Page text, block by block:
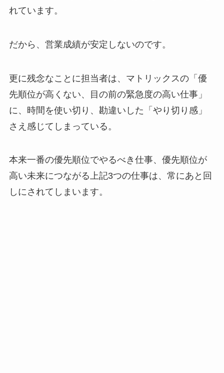
れています。
だから、営業成績が安定しないのです。
更に残念なことに担当者は、マトリックスの「優
先順位が高くない、目の前の緊急度の高い仕事」
に、時間を使い切り、勘違いした「やり切り感」
さえ感じてしまっている。
本来一番の優先順位でやるべき仕事、優先順位が
高い未来につながる上記3つの仕事は、常にあと回
しにされてしまいます。